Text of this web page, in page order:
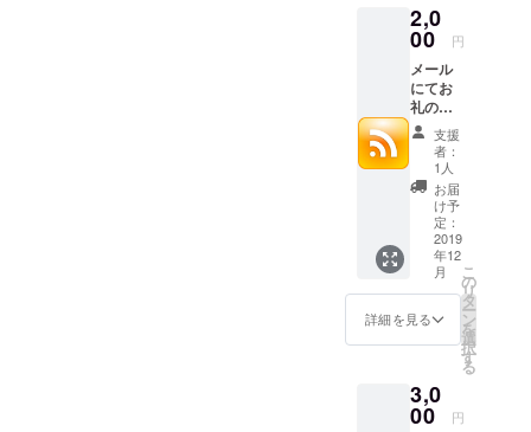
開催してい
ます。そし
てチャリ
ティーイベ
ントで得た
収益の一部
をカンボジ
アの学校建
設費用とし
て支援して
2,0
00 円
メール
にてお
礼の
メッ
セージ
を送ら
せてい
ただき
ます。
支援
者：
1人
お届
け予
定：
2019
年12
月
詳細を見る
こ
の
リ
タ
ー
ン
を
選
択
す
る
3,0
00 円